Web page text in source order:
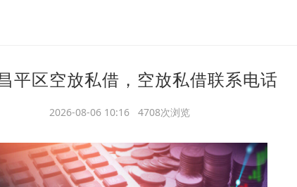
平区空放私借，空放私借联系电话
2026-08-06 10:16 4708次浏览